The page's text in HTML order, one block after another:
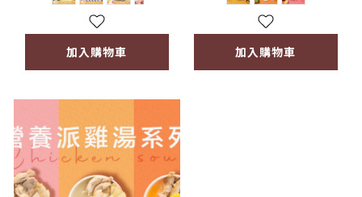
加入購物車 加入購物車